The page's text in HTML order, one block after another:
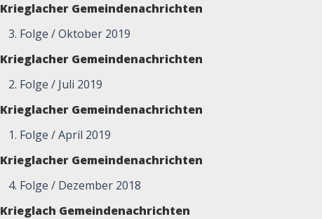
Krieglacher Gemeindenachrichten
3. Folge / Oktober 2019
Krieglacher Gemeindenachrichten
2. Folge / Juli 2019
Krieglacher Gemeindenachrichten
1. Folge / April 2019
Krieglacher Gemeindenachrichten
4. Folge / Dezember 2018
Krieglach Gemeindenachrichten